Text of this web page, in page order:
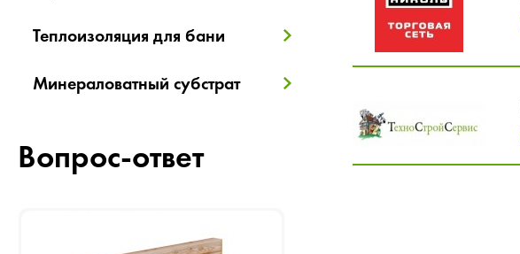
Теплоизоляция для бани
Минераловатный субстрат
Вопрос-ответ